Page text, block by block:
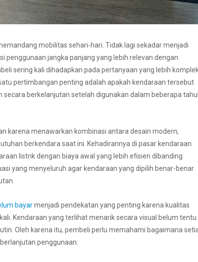
mobilitas sehari-hari. Tidak lagi sekadar menjadi
penggunaan jangka panjang yang lebih relevan dengan
sering kali dihadapkan pada pertanyaan yang lebih
pertimbangan penting adalah apakah kendaraan tersebut
berkelanjutan setelah digunakan dalam beberapa
karena menawarkan kombinasi antara desain modern,
berkendara saat ini. Kehadirannya di pasar kendaraan
listrik dengan biaya awal yang lebih efisien dibanding
yang menyeluruh agar kendaraan yang dipilih benar-benar
bayarmenjadi pendekatan yang penting karena kualitas
Kendaraan yang terlihat menarik secara visual belum tentu
Oleh karena itu, pembeli perlu memahami bagaimana
penggunaan.